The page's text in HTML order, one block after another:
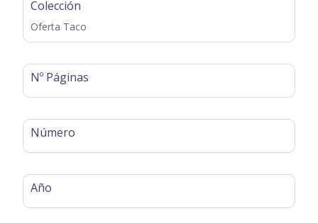
Colección
Oferta Taco
Nº Páginas
Número
Año